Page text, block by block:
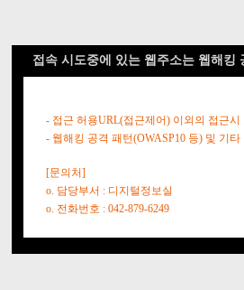
접속 시도중에 있는 웹주소는 웹해킹
- 접근 허용URL(접근제어) 이외의 접근시
- 웹해킹 공격 패턴(OWASP10 등) 및 기
[문의처]
o. 담당부서 : 디지털정보실
o. 전화번호 : 042-879-6249